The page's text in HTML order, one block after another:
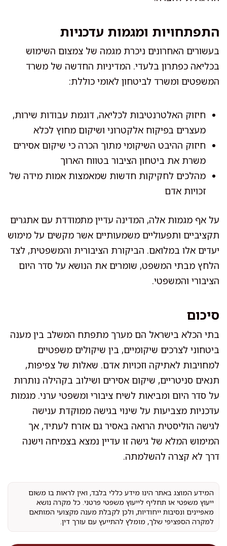
התפתחויות ומגמות עדכניות
בעשורים האחרונים ניכרת מגמה של צמצום השימוש
בכליאה כפתרון בלעדי. המדיניות החדשה של משרד
המשפטים ומשרד לביטחון לאומי כוללת:
חיזוק האלטרנטיבות לכליאה, דוגמת עבודות שירות,
מעצרים בפיקוח אלקטרוני ושיקום מחוץ לכלא
חיזוק ההיבט השיקומי מתוך הכרה כי שיקום אסירים
משרת את ביטחון הציבור בטווח הארוך
מהלכים לחקיקות חדשות שמאמצות אמות מידה של
זכויות אדם
על אף מגמות אלה, המדינה עדיין מתמודדת עם אתגרים
תקציביים ותפעוליים משמעותיים אשר מקשים על מימוש
יעדים אלו במלואם. הביקורת הציבורית והמשפטית, לצד
הלחץ מבתי המשפט, שומרים את הנושא על סדר היום
הציבורי והמשפטי.
סיכום
בתי הכלא בישראל הם מערך מתפתח המשלב בין מענה
ביטחוני לצרכים שיקומיים, בין שיקולים משפטיים
למחויבות לאתיקה וזכויות אדם. שאלות של צפיפות,
תנאים סניטריים, שיקום אסירים ושילוב בקהילה נותרות
על סדר היום ומביאות לשיח ציבורי ומשפטי ערני. מגמות
עדכניות מצביעות על שינוי בגישה ממוקדת ענישה
לגישה הוליסטית הרואה באסיר גם אזרח לעתיד, אך
המימוש המלא של גישה זו עדיין נמצא בצמיחה וישנה
דרך לא קצרה להשלמתה.
המידע המוצג באתר הינו מידע כללי בלבד, ואין לראות בו משום
ייעוץ משפטי או תחליף לייעוץ משפטי פרטני. כל מקרה נושא
מאפיינים ונסיבות ייחודיות, ולכן לקבלת מענה מקצועי המותאם
למקרה הספציפי שלך, מומלץ להתייעץ עם עורך דין.